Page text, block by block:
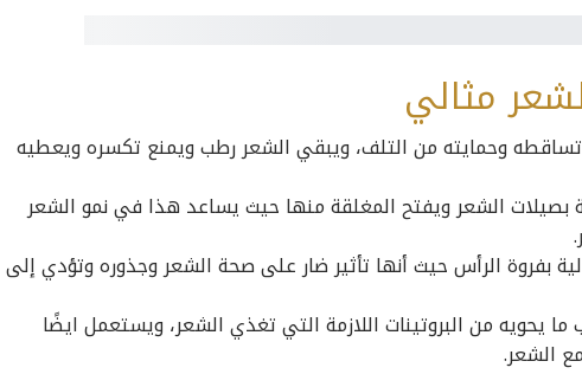
مثالي
وحمايته من التلف، ويبقي الشعر رطب ويمنع تكسره ويعطيه
بصيلات الشعر ويفتح المغلقة منها حيث يساعد هذا في نمو الشعر
بفروة الرأس حيث أنها تأثير ضار على صحة الشعر وجذوره وتؤدي إلى
يحويه من البروتينات اللازمة التي تغذي الشعر، ويستعمل ايضًا
الشعر.